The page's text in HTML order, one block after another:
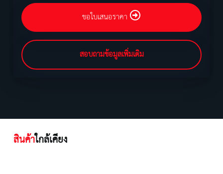
ขอใบเสนอราคา
สอบถามข้อมูลเพิ่มเติม
สินค้าใกล้เคียง